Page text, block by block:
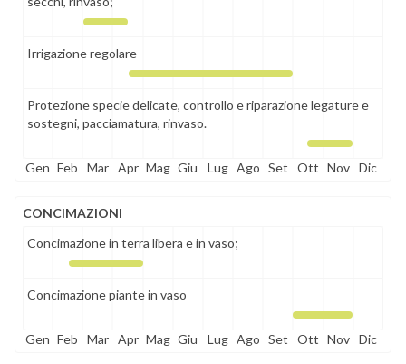
Irrigazione regolare
Protezione specie delicate, controllo e riparazione legature e
sostegni, pacciamatura, rinvaso.
Gen Feb Mar Apr Mag Giu Lug Ago Set Ott Nov Dic
CONCIMAZIONI
Concimazione in terra libera e in vaso;
Concimazione piante in vaso
Gen Feb Mar Apr Mag Giu Lug Ago Set Ott Nov Dic